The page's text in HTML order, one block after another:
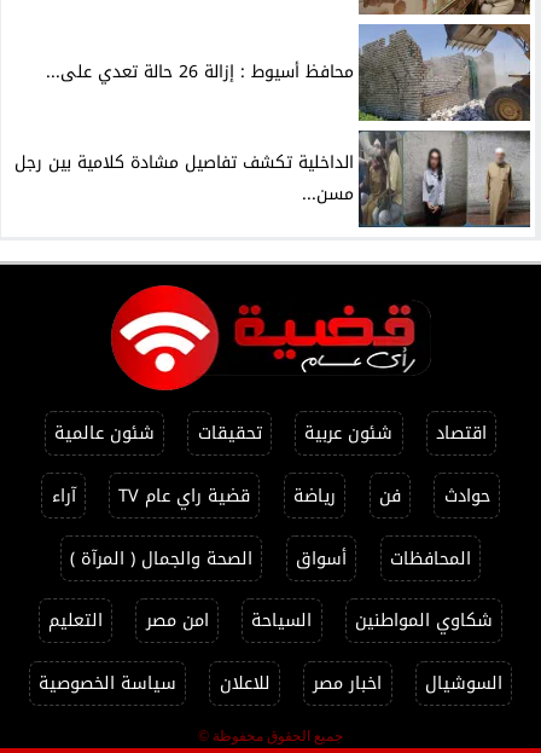
محافظ أسيوط : إزالة 26 حالة تعدي على...
الداخلية تكشف تفاصيل مشادة كلامية بين رجل
مسن...
اقتصاد شئون عربية تحقيقات
شئون عالمية
حوادث
فن رياضة قضية راي عام TV
آراء
المحافظات
أسواق
الصحة والجمال ( المرآة )
شكاوي المواطنين
السياحة امن مصر
التعليم
السوشيال
اخبار مصر للاعلان سياسة الخصوصية
جميع الحقوق محفوظة ©